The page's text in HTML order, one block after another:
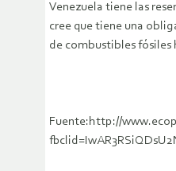
Venezuela tiene las
cree que tiene una
de combustibles fósiles
Fuente:http://